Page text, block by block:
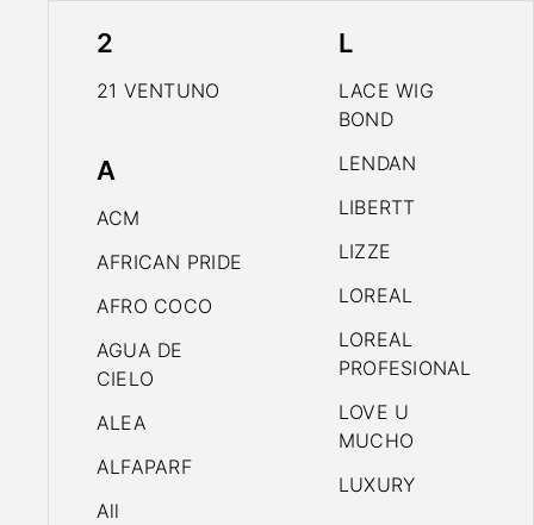
2
21 VENTUNO
A
ACM
AFRICAN PRIDE
AFRO COCO
AGUA DE
CIELO
ALEA
ALFAPARF
All
L
LACE WIG
BOND
LENDAN
LIBERTT
LIZZE
LOREAL
LOREAL
PROFESIONAL
LOVE U
MUCHO
LUXURY